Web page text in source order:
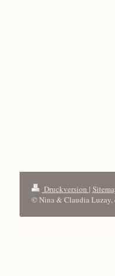
Druckversion |
© Nina & Claudia Luzay,